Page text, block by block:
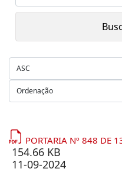
PORTARIA Nº 848 DE
154.66 KB
11-09-2024